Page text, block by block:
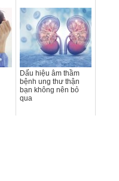
Dấu hiệu âm thầm
bệnh ung thư thận
bạn không nên bỏ
qua